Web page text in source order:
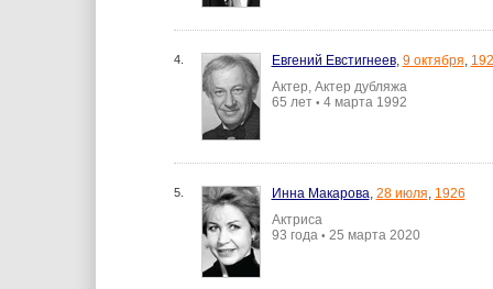
4. Евгений Евстигнеев, 9 октября,
Актер, Актер дубляжа
65 лет • 4 марта 1992
5. Инна Макарова, 28 июля, 1926
Актриса
93 года • 25 марта 2020